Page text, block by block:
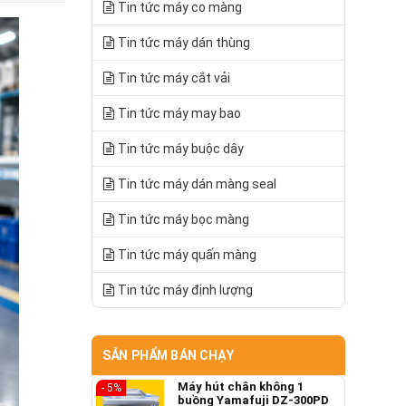
Tin tức máy co màng
Tin tức máy dán thùng
Tin tức máy cắt vải
Tin tức máy may bao
Tin tức máy buộc dây
Tin tức máy dán màng seal
Tin tức máy bọc màng
Tin tức máy quấn màng
Tin tức máy định lượng
SẢN PHẨM BÁN CHẠY
- 5%
Máy hút chân không 1
buồng Yamafuji DZ-300PD